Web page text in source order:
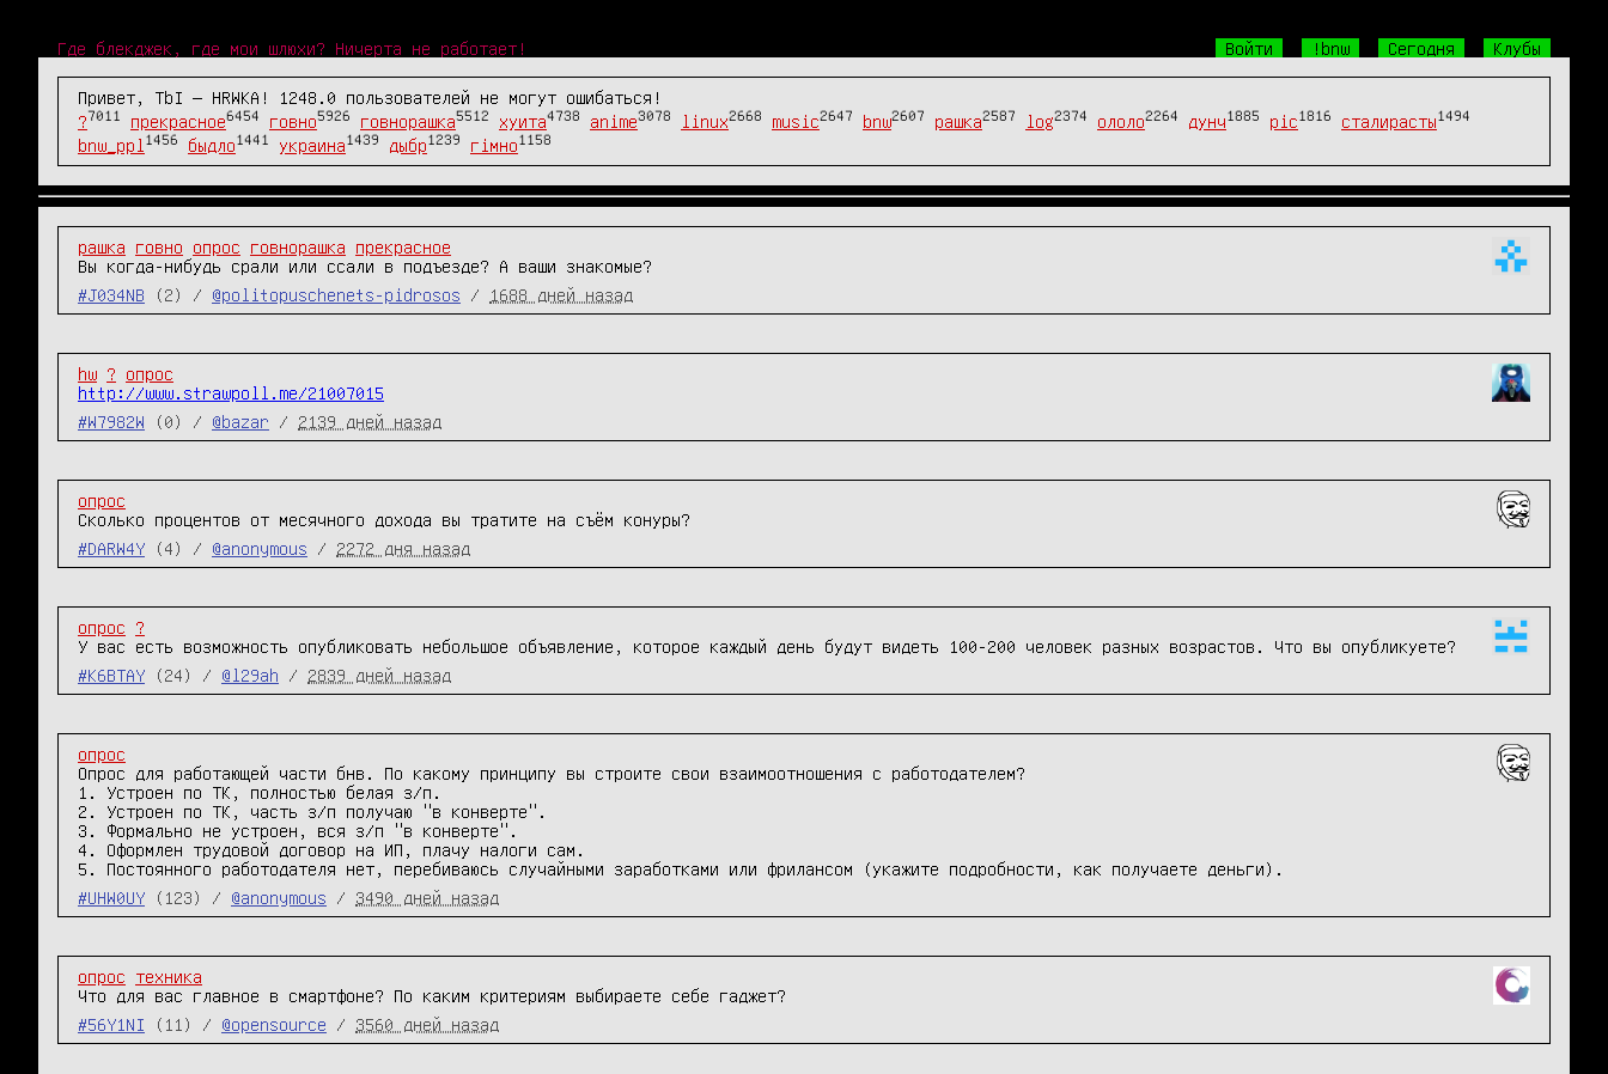
Где блекджек, где мои шлюхи? Ничерта не работает! Войти !bnw Сегодня Клубы
Привет, TbI — HRWKA! 1248.0 пользователей не могут ошибаться!
?7011 прекрасное6454 говно5926 говнорашка5512 хуита4738 anime3078 linux2668 music2647 bnw2607 рашка2587 log2374 ололо2264 дунч1885 pic1816 сталирасты1494
bnw_ppl 1456 быдло1441 украина1439 дыбр1239 гімно1158
рашка говно опрос говнорашка
прекрасное
Вы когда-нибудь срали или ссали в подъезде? А ваши знакомые?
#J034NB
(2) / @politopuschenets-pidrosos / 1688 дней назад
hw ?
опрос
http://www.strawpoll.me/21007015
#W7982W
(0) / @bazar / 2139 дней назад
опрос
Сколько процентов от месячного дохода вы тратите на съём конуры?
#DARW4Y
(4) / @anonymous / 2272 дня назад
опрос
?
У вас есть возможность опубликовать небольшое объявление, которое каждый день будут видеть 100-200 человек разных возрастов. Что вы опубликуете?
#K6BTAY
(24) / @l29ah / 2839 дней назад
опрос
Опрос для работающей части бнв. По какому принципу вы строите свои взаимоотношения с работодателем?
1. Устроен по ТК, полностью белая з/п.
2. Устроен по ТК, часть з/п получаю "в конверте".
3. Формально не устроен, вся з/п "в конверте".
4. Оформлен трудовой договор на ИП, плачу налоги сам.
5. Постоянного работодателя нет, перебиваюсь случайными заработками или фрилансом (укажите подробности, как получаете деньги).
#UHW0UY
(123) / @anonymous / 3490 дней назад
опрос
техника
Что для вас главное в смартфоне? По каким критериям выбираете себе гаджет?
#56Y1NI
(11) / @opensource / 3560 дней назад